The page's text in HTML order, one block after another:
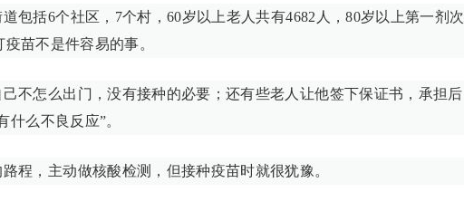
包括6个社区，7个村，60岁以上老人共有4682人，80岁以上第一剂次
苗不是件容易的事。
不怎么出门，没有接种的必要；还有些老人让他签下保证书，承担后
么不良反应”。
程，主动做核酸检测，但接种疫苗时就很犹豫。